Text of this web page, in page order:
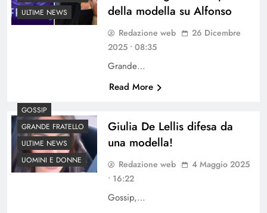
ULTIME NEWS
della modella su Alfonso
Redazione web
26 Dicembre
2025 • 08:35
Grande…
Read More
GOSSIP
GRANDE FRATELLO
ULTIME NEWS
UOMINI E DONNE
Giulia De Lellis difesa da
una modella!
Redazione web
4 Maggio 2025
• 16:22
Gossip,…